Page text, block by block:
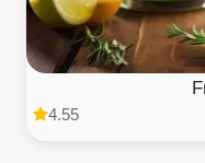
4.55